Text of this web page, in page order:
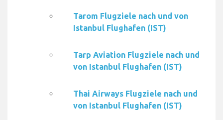
Tarom Flugziele nach und von
Istanbul Flughafen (IST)
Tarp Aviation Flugziele nach und
von Istanbul Flughafen (IST)
Thai Airways Flugziele nach und
von Istanbul Flughafen (IST)